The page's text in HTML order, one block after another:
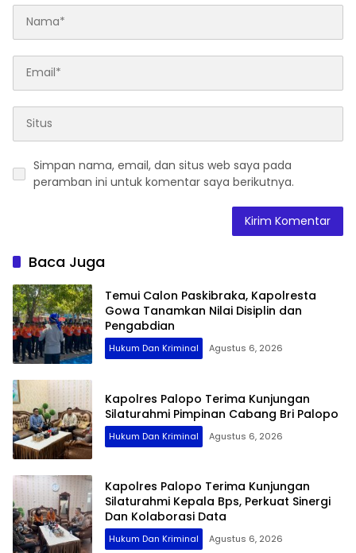
Simpan nama, email, dan situs web saya pada
peramban ini untuk komentar saya berikutnya.
Baca Juga
Temui Calon Paskibraka, Kapolresta
Gowa Tanamkan Nilai Disiplin dan
Pengabdian
Hukum Dan Kriminal Agustus 6, 2026
Kapolres Palopo Terima Kunjungan
Silaturahmi Pimpinan Cabang Bri Palopo
Hukum Dan Kriminal Agustus 6, 2026
Kapolres Palopo Terima Kunjungan
Silaturahmi Kepala Bps, Perkuat Sinergi
Dan Kolaborasi Data
Hukum Dan Kriminal Agustus 6, 2026